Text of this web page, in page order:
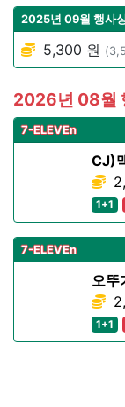
2025년 09월 행사
5,300 원
2026년 08월
7-ELEVEn
CJ)
1+1
7-ELEVEn
오뚜
1+1